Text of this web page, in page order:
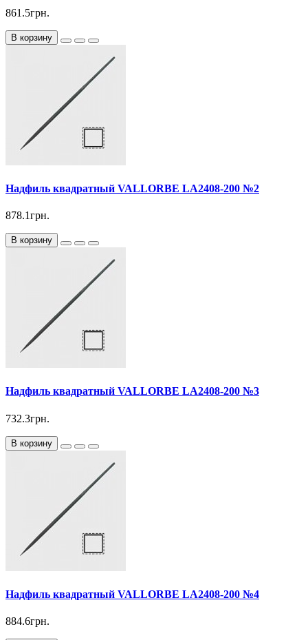
861.5грн.
В корзину
Надфиль квадратный VALLORBE LА2408-200 №2
878.1грн.
В корзину
Надфиль квадратный VALLORBE LА2408-200 №3
732.3грн.
В корзину
Надфиль квадратный VALLORBE LА2408-200 №4
884.6грн.